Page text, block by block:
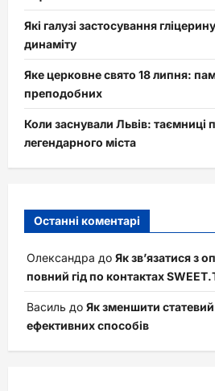
Які галузі застосування
динаміту
Яке церковне свято 18 липня:
преподобних
Коли заснували Львів: таємниці
легендарного міста
Останні коментарі
Олександра до Як зв’язатися з
повний гід по контактах
Василь до Як зменшити статевий
ефективних способів